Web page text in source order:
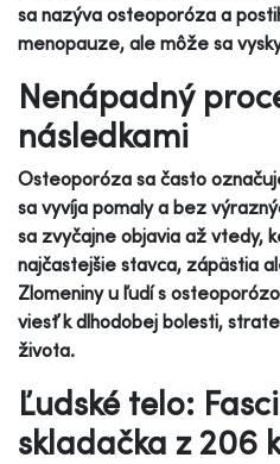
sa nazýva osteoporóza a
menopauze, ale môže sa
Nenápadný
následkami
Osteoporóza sa často
sa vyvíja pomaly a bez
sa zvyčajne objavia až vtedy,
najčastejšie stavca, zápästia
Zlomeniny u ľudí s
viesť k dlhodobej bolesti,
života.
Ľudské telo:
skladačka z 206